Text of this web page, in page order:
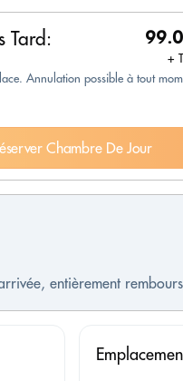
Tard:
+
Annulation possible à tout
Chambre De Jour
entièrement